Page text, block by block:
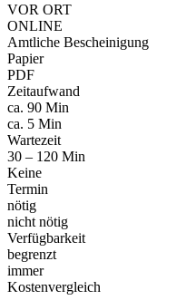
VOR ORT
ONLINE
Amtliche Bescheinigung
Papier
PDF
Zeitaufwand
ca. 90 Min
ca. 5 Min
Wartezeit
30 – 120 Min
Keine
Termin
nötig
nicht nötig
Verfügbarkeit
begrenzt
immer
Kostenvergleich